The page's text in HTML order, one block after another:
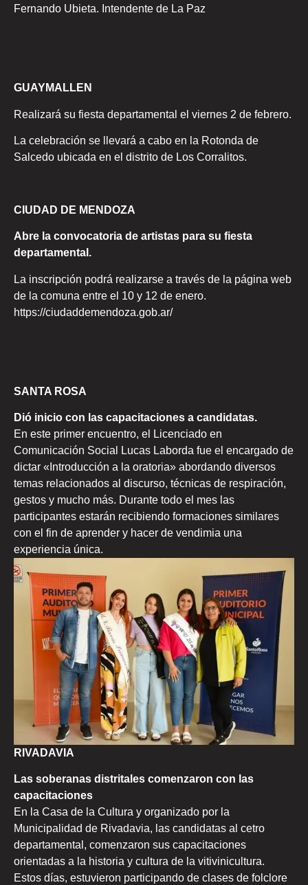
Fernando Ubieta. Intendente de La Paz
GUAYMALLEN
Realizará su fiesta departamental el viernes 2 de febrero.
La celebración se llevará a cabo en la Rotonda de
Salcedo ubicada en el distrito de Los Corralitos.
CIUDAD DE MENDOZA
Abre la convocatoria de artistas para su fiesta
departamental.
La inscripción podrá realizarse a través de la página web
de la comuna entre el 10 y 12 de enero.
https://ciudaddemendoza.gob.ar/
SANTA ROSA
Dió inicio con las capacitaciones a candidatas.
En este primer encuentro, el Licenciado en
Comunicación Social Lucas Laborda fue el encargado de
dictar «Introducción a la oratoria» abordando diversos
temas relacionados al discurso, técnicas de respiración,
gestos y mucho más. Durante todo el mes las
participantes estarán recibiendo formaciones similares
con el fin de aprender y hacer de vendimia una
experiencia única.
RIVADAVIA
Las soberanas distritales comenzaron con las
capacitaciones
En la Casa de la Cultura y organizado por la
Municipalidad de Rivadavia, las candidatas al cetro
departamental, comenzaron sus capacitaciones
orientadas a la historia y cultura de la vitivinicultura.
Estos días, estuvieron participando de clases de folclore